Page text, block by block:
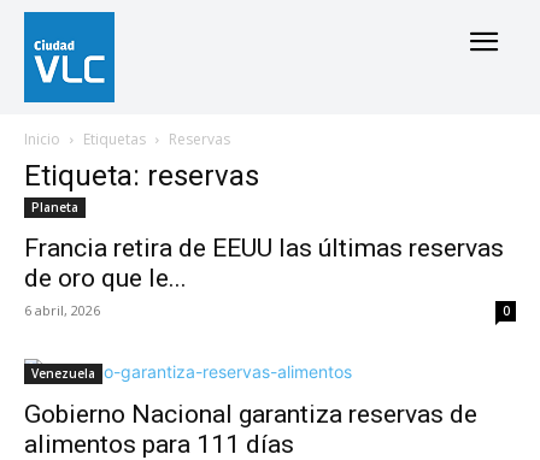
Inicio Etiquetas Reservas
Etiqueta: reservas
Planeta
Francia retira de EEUU las últimas reservas
de oro que le...
6 abril, 2026 0
Venezuela
Gobierno Nacional garantiza reservas de
alimentos para 111 días